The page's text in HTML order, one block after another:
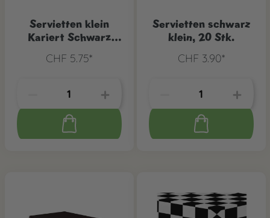
Servietten klein
Kariert Schwarz
CHF 5.75*
Servietten schwarz
klein, 20 Stk.
CHF 3.90*